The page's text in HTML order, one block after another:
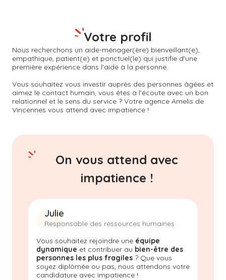
Nous recherchons un aide-ménager(ère) bienveillant(e),
empathique, patient(e) et ponctuel(le) qui justifie d'une
première expérience dans l'aide à la personne.
Vous souhaitez vous investir auprès des personnes âgées et
aimez le contact humain, vous êtes à l’écoute avec un bon
relationnel et le sens du service ? Votre agence Amelis de
Vincennes vous attend avec impatience !
Votre profil
On vous attend avec
impatience !
Julie
Responsable des ressources humaines
Vous souhaitez rejoindre une équipe
dynamique et contribuer au bien-être des
personnes les plus fragiles ? Que vous
soyez diplômée ou pas, nous attendons votre
candidature avec impatience !